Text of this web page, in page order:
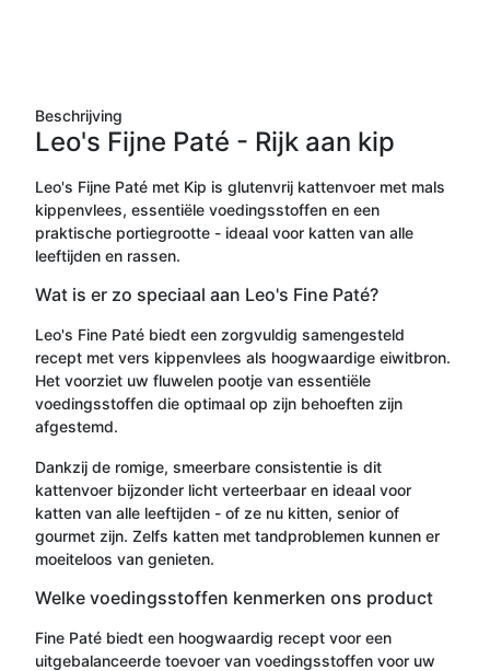
Beschrijving
Leo's Fijne Paté - Rijk aan kip
Leo's Fijne Paté met Kip is glutenvrij kattenvoer met mals
kippenvlees, essentiële voedingsstoffen en een
praktische portiegrootte - ideaal voor katten van alle
leeftijden en rassen.
Wat is er zo speciaal aan Leo's Fine Paté?
Leo's Fine Paté biedt een zorgvuldig samengesteld
recept met vers kippenvlees als hoogwaardige eiwitbron.
Het voorziet uw fluwelen pootje van essentiële
voedingsstoffen die optimaal op zijn behoeften zijn
afgestemd.
Dankzij de romige, smeerbare consistentie is dit
kattenvoer bijzonder licht verteerbaar en ideaal voor
katten van alle leeftijden - of ze nu kitten, senior of
gourmet zijn. Zelfs katten met tandproblemen kunnen er
moeiteloos van genieten.
Welke voedingsstoffen kenmerken ons product
Fine Paté biedt een hoogwaardig recept voor een
uitgebalanceerde toevoer van voedingsstoffen voor uw